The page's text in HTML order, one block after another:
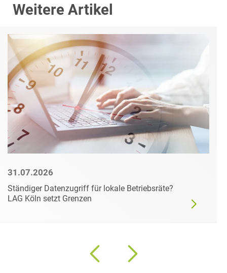
Weitere Artikel
31.07.2026
Ständiger Datenzugriff für lokale Betriebsräte?
LAG Köln setzt Grenzen